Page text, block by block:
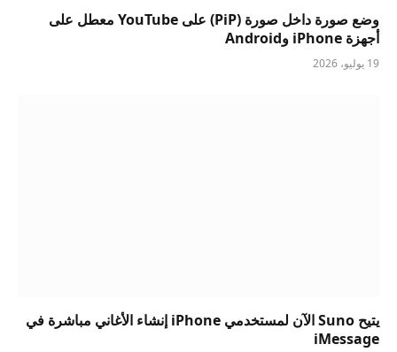
وضع صورة داخل صورة (PiP) على YouTube معطل على
أجهزة iPhone وAndroid
19 يوليو، 2026
يتيح Suno الآن لمستخدمي iPhone إنشاء الأغاني مباشرة في
iMessage